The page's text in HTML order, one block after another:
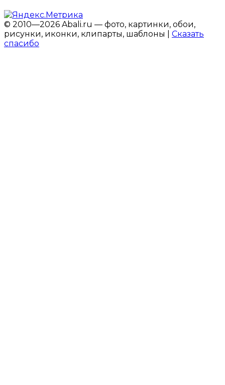
© 2010—2026 Abali.ru — фото, картинки, обои,
рисунки, иконки, клипарты, шаблоны | Сказать
спасибо